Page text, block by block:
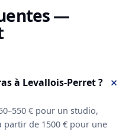
—
à Levallois-Perret ?
€ pour un studio,
partir de 1500 € pour une